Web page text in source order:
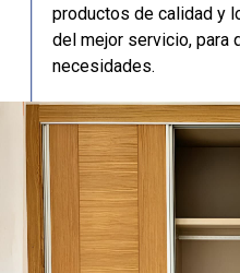
productos de calidad y
del mejor servicio, para
necesidades.